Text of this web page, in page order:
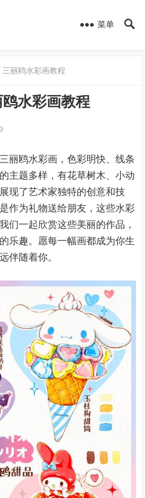
菜单
丽鸥水彩画教程
水彩画教程
丽鸥水彩画，色彩明快、线条
主题多样，有花草树木、小动
现了艺术家独特的创意和技
作为礼物送给朋友，这些水彩
们一起欣赏这些美丽的作品，
乐趣。愿每一幅画都成为你生
伴随着你。